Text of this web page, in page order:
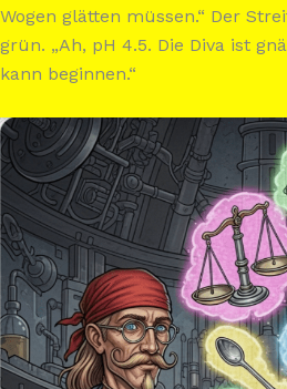
Wogen glätten müssen.“ Der
grün. „Ah, pH 4.5. Die Diva ist
kann beginnen.“